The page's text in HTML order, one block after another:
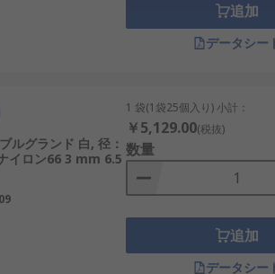
れています。当社は、日本の高い性能
ルグランドを卸売価格で取り扱ってい
追加
データシー
ルグランド 白, 径：
イロン66 3 mm 6.5
1 袋(1袋25個入り) 小計：
￥5,129.00(税抜)
数量
追加
データシー